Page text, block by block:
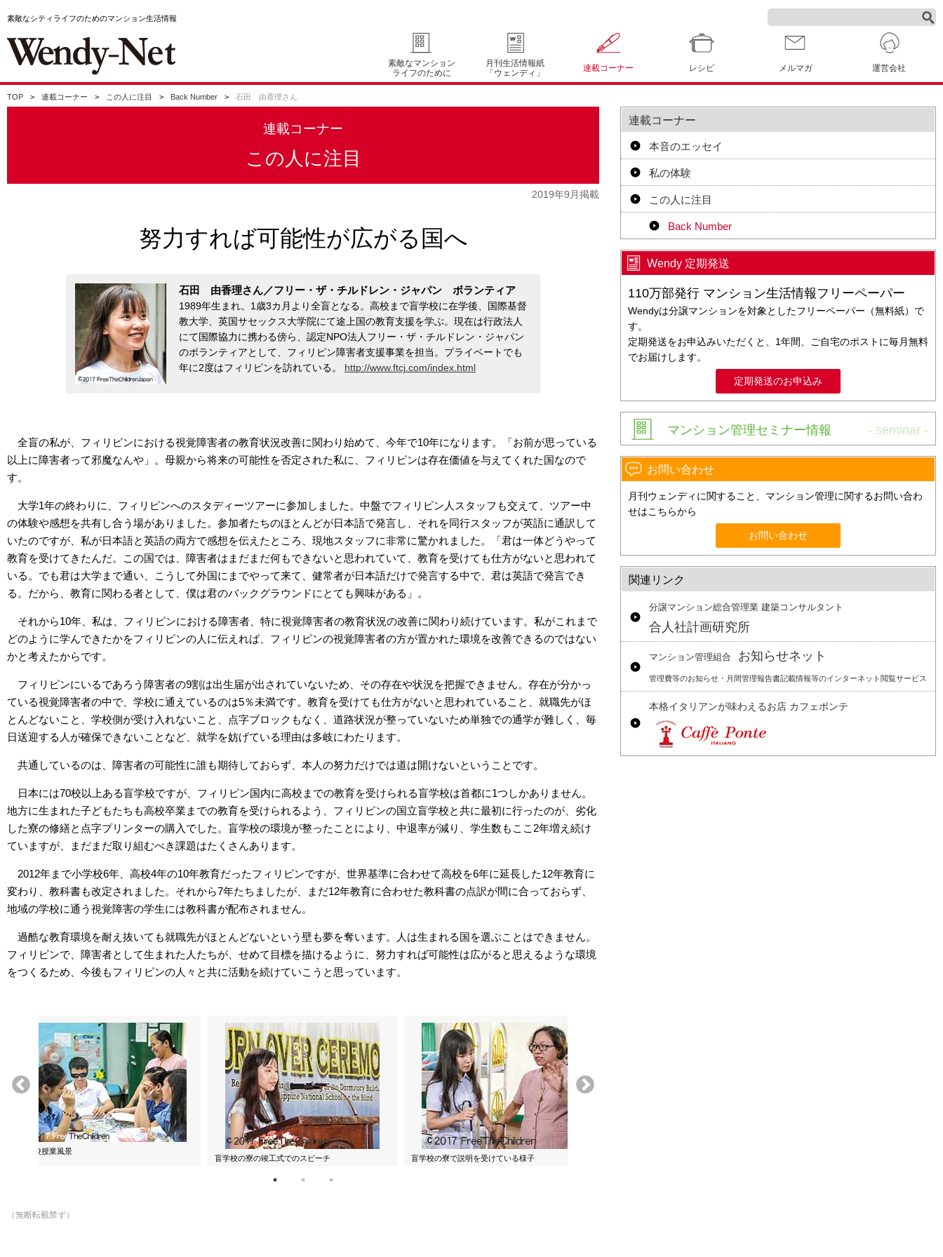
素敵なシティライフのためのマンション生活情報
素敵なマンション
ライフのために
月刊生活情報紙
「ウェンディ」
連載コーナー レシピ メルマガ 運営会社
TOP 連載コーナー この人に注目 Back Number 石田 由香理さん
連載コーナー
この人に注目
2019年9月掲載
努力すれば可能性が広がる国へ
石田 由香理さん／フリー・ザ・チルドレン・ジャパン ボランティア
1989年生まれ。1歳3カ月より全盲となる。高校まで盲学校に在学後、国際基督
教大学、英国サセックス大学院にて途上国の教育支援を学ぶ。現在は行政法人
にて国際協力に携わる傍ら、認定NPO法人フリー・ザ・チルドレン・ジャパン
のボランティアとして、フィリピン障害者支援事業を担当。プライベートでも
年に2度はフィリピンを訪れている。 http://www.ftcj.com/index.html
全盲の私が、フィリピンにおける視覚障害者の教育状況改善に関わり始めて、今年で10年になります。「お前が思っている
以上に障害者って邪魔なんや」。母親から将来の可能性を否定された私に、フィリピンは存在価値を与えてくれた国なので
す。
大学1年の終わりに、フィリピンへのスタディーツアーに参加しました。中盤でフィリピン人スタッフも交えて、ツアー中
の体験や感想を共有し合う場がありました。参加者たちのほとんどが日本語で発言し、それを同行スタッフが英語に通訳して
いたのですが、私が日本語と英語の両方で感想を伝えたところ、現地スタッフに非常に驚かれました。「君は一体どうやって
教育を受けてきたんだ。この国では、障害者はまだまだ何もできないと思われていて、教育を受けても仕方がないと思われて
いる。でも君は大学まで通い、こうして外国にまでやって来て、健常者が日本語だけで発言する中で、君は英語で発言でき
る。だから、教育に関わる者として、僕は君のバックグラウンドにとても興味がある」。
それから10年、私は、フィリピンにおける障害者、特に視覚障害者の教育状況の改善に関わり続けています。私がこれまで
どのように学んできたかをフィリピンの人に伝えれば、フィリピンの視覚障害者の方が置かれた環境を改善できるのではない
かと考えたからです。
フィリピンにいるであろう障害者の9割は出生届が出されていないため、その存在や状況を把握できません。存在が分かっ
ている視覚障害者の中で、学校に通えているのは5％未満です。教育を受けても仕方がないと思われていること、就職先がほ
とんどないこと、学校側が受け入れないこと、点字ブロックもなく、道路状況が整っていないため単独での通学が難しく、毎
日送迎する人が確保できないことなど、就学を妨げている理由は多岐にわたります。
共通しているのは、障害者の可能性に誰も期待しておらず、本人の努力だけでは道は開けないということです。
日本には70校以上ある盲学校ですが、フィリピン国内に高校までの教育を受けられる盲学校は首都に1つしかありません。
地方に生まれた子どもたちも高校卒業までの教育を受けられるよう、フィリピンの国立盲学校と共に最初に行ったのが、劣化
した寮の修繕と点字プリンターの購入でした。盲学校の環境が整ったことにより、中退率が減り、学生数もここ2年増え続け
ていますが、まだまだ取り組むべき課題はたくさんあります。
2012年まで小学校6年、高校4年の10年教育だったフィリピンですが、世界基準に合わせて高校を6年に延長した12年教育に
変わり、教科書も改定されました。それから7年たちましたが、まだ12年教育に合わせた教科書の点訳が間に合っておらず、
地域の学校に通う視覚障害の学生には教科書が配布されません。
過酷な教育環境を耐え抜いても就職先がほとんどないという壁も夢を奪います。人は生まれる国を選ぶことはできません。
フィリピンで、障害者として生まれた人たちが、せめて目標を描けるように、努力すれば可能性は広がると思えるような環境
をつくるため、今後もフィリピンの人々と共に活動を続けていこうと思っています。
盲学校授業風景
盲学校の寮の竣工式でのスピーチ
盲学校の寮で説明を受けている様子
（無断転載禁ず）
連載コーナー
本音のエッセイ
私の体験
この人に注目
Back Number
Wendy 定期発送
110万部発行 マンション生活情報フリーペーパー
Wendyは分譲マンションを対象としたフリーペーパー（無料紙）で
す。
定期発送をお申込みいただくと、1年間、ご自宅のポストに毎月無料
でお届けします。
定期発送のお申込み
マンション管理セミナー情報
お問い合わせ
月刊ウェンディに関すること、マンション管理に関するお問い合わ
せはこちらから
お問い合わせ
関連リンク
分譲マンション総合管理業 建築コンサルタント
合人社計画研究所
マンション管理組合 お知らせネット
管理費等のお知らせ・月間管理報告書記載情報等のインターネット閲覧サービス
本格イタリアンが味わえるお店 カフェポンテ